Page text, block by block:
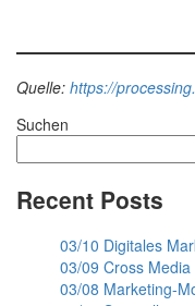
Quelle: https://
Suchen
Recent Posts
03/10 Digitales
03/09 Cross
03/08 Marketing-